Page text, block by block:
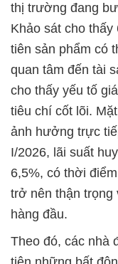
thị trường đang
Khảo sát cho
tiên sản phẩm có
quan tâm đến tài
cho thấy yếu tố
tiêu chí cốt lõi.
ảnh hưởng trực
I/2026, lãi suất
6,5%, có thời
trở nên thận trọng
hàng đầu.
Theo đó, các nhà